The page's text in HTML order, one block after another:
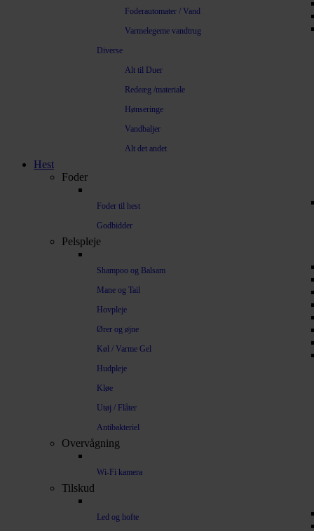
Foderautomater / Vand
Varmelegeme vandtrug
Diverse
Alt til Duer
Redeæg /materiale
Hønseringe
Vandbaljer
Alt det andet
Hest
Foder
Foder til hest
Godbidder
Pelspleje
Shampoo og Balsam
Mane og Tail
Hovpleje
Ører og øjne
Køl / Varme Gel
Hudpleje
Kløe
Utøj / Flåter
Antibakteriel
Overvågning
Wi-Fi kamera
Tilskud
Led og hofte